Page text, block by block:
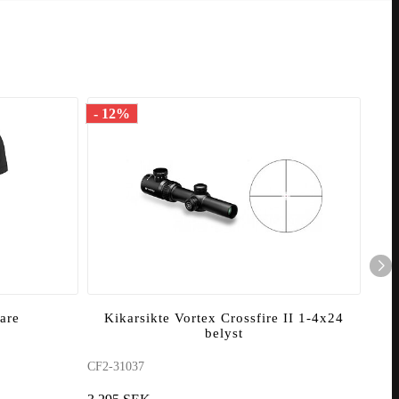
- 12%
Kikarsikte Vortex Crossfire II 1-4x24
belyst
CF2-31037